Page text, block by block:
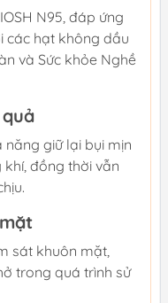
N95, đáp ứng
các hạt không dầu
và Sức khỏe Nghề
giữ lại bụi mịn
đồng thời vẫn
sát khuôn mặt,
trong quá trình sử